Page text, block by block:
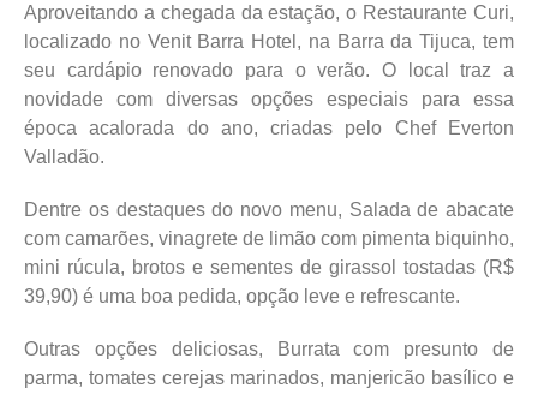
Aproveitando a chegada da estação, o Restaurante Curi,
localizado no Venit Barra Hotel, na Barra da Tijuca, tem
seu cardápio renovado para o verão. O local traz a
novidade com diversas opções especiais para essa
época acalorada do ano, criadas pelo Chef Everton
Valladão.
Dentre os destaques do novo menu, Salada de abacate
com camarões, vinagrete de limão com pimenta biquinho,
mini rúcula, brotos e sementes de girassol tostadas (R$
39,90) é uma boa pedida, opção leve e refrescante.
Outras opções deliciosas, Burrata com presunto de
parma, tomates cerejas marinados, manjericão basílico e